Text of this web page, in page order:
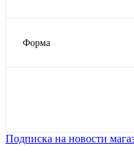
Форма
Подписка на новости